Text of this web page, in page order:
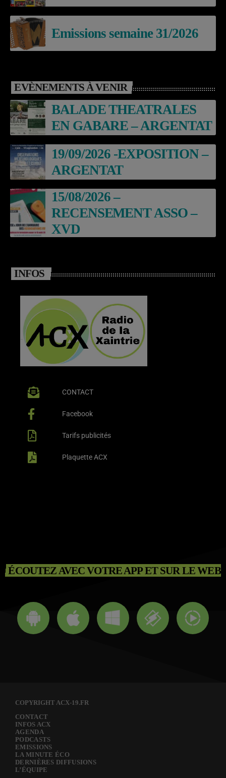
Emissions semaine 31/2026
EVÈNEMENTS À VENIR
BALADE THEATRALES
EN GABARE – ARGENTAT
19/09/2026 -EXPOSITION –
ARGENTAT
15/08/2026 –
RECENSEMENT ASSO –
XVD
INFOS
CONTACT
Facebook
Tarifs publicités
Plaquette ACX
ÉCOUTEZ AVEC VOTRE APP ET SUR LE WEB
COPYRIGHT ACX-19.FR
CONTACT
INFOS ACX
AGENDA
PODCASTS
EMISSIONS
LA MINUTE ÉCO
DERNIÈRES DIFFUSIONS
L’ÉQUIPE